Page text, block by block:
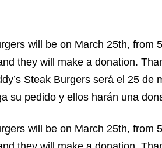
will be on March 25th, from
they will make a donation.
Steak Burgers será el 25 de
su pedido y ellos harán una
will be on March 25th, from